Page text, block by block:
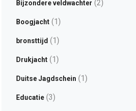
Bijzondere veldwachter (2)
Boogjacht(1)
bronsttijd (1)
Drukjacht(1)
Duitse Jagdschein (1)
Educatie(3)